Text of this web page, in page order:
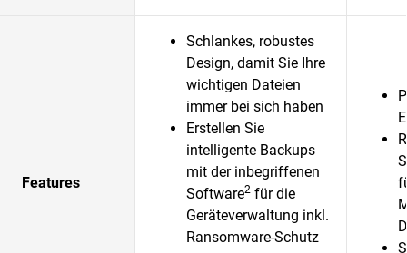
Features
Schlankes, robustes
Design, damit Sie Ihre
wichtigen Dateien
immer bei sich haben
Erstellen Sie
intelligente Backups
mit der inbegriffenen
Software2 für die
Geräteverwaltung inkl.
Ransomware-Schutz